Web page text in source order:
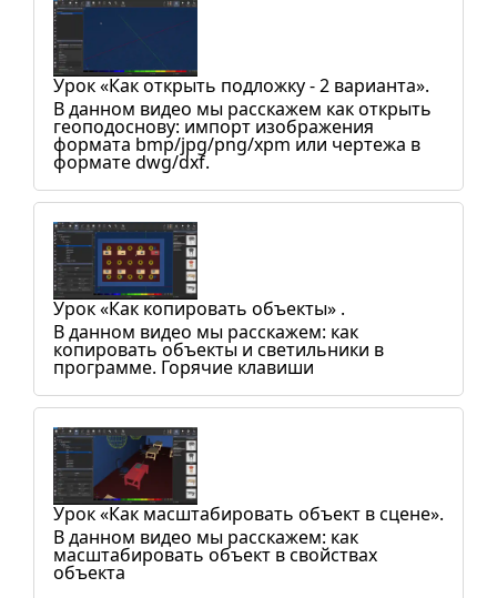
Урок «Как открыть подложку - 2 варианта».
В данном видео мы расскажем как открыть
геоподоснову: импорт изображения
формата bmp/jpg/png/xpm или чертежа в
формате dwg/dxf.
Урок «Как копировать объекты» .
В данном видео мы расскажем: как
копировать объекты и светильники в
программе. Горячие клавиши
Урок «Как масштабировать объект в сцене».
В данном видео мы расскажем: как
масштабировать объект в свойствах
объекта